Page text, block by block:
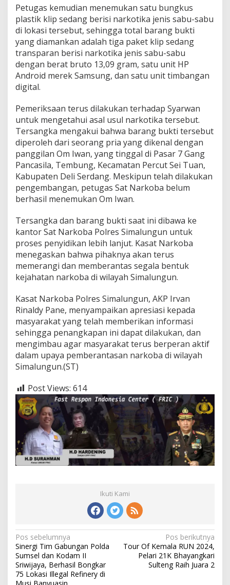
Petugas kemudian menemukan satu bungkus
plastik klip sedang berisi narkotika jenis sabu-sabu
di lokasi tersebut, sehingga total barang bukti
yang diamankan adalah tiga paket klip sedang
transparan berisi narkotika jenis sabu-sabu
dengan berat bruto 13,09 gram, satu unit HP
Android merek Samsung, dan satu unit timbangan
digital.
Pemeriksaan terus dilakukan terhadap Syarwan
untuk mengetahui asal usul narkotika tersebut.
Tersangka mengakui bahwa barang bukti tersebut
diperoleh dari seorang pria yang dikenal dengan
panggilan Om Iwan, yang tinggal di Pasar 7 Gang
Pancasila, Tembung, Kecamatan Percut Sei Tuan,
Kabupaten Deli Serdang. Meskipun telah dilakukan
pengembangan, petugas Sat Narkoba belum
berhasil menemukan Om Iwan.
Tersangka dan barang bukti saat ini dibawa ke
kantor Sat Narkoba Polres Simalungun untuk
proses penyidikan lebih lanjut. Kasat Narkoba
menegaskan bahwa pihaknya akan terus
memerangi dan memberantas segala bentuk
kejahatan narkoba di wilayah Simalungun.
Kasat Narkoba Polres Simalungun, AKP Irvan
Rinaldy Pane, menyampaikan apresiasi kepada
masyarakat yang telah memberikan informasi
sehingga penangkapan ini dapat dilakukan, dan
mengimbau agar masyarakat terus berperan aktif
dalam upaya pemberantasan narkoba di wilayah
Simalungun.(ST)
Post Views: 614
Ikuti Kami
Navigasi
pos
Pos sebelumnya
Sinergi Tim Gabungan Polda
Sumsel dan Kodam II
Sriwijaya, Berhasil Bongkar
75 Lokasi Illegal Refinery di
Pos berikutnya
Tour Of Kemala RUN 2024,
Pelari 21K Bhayangkari
Sulteng Raih Juara 2